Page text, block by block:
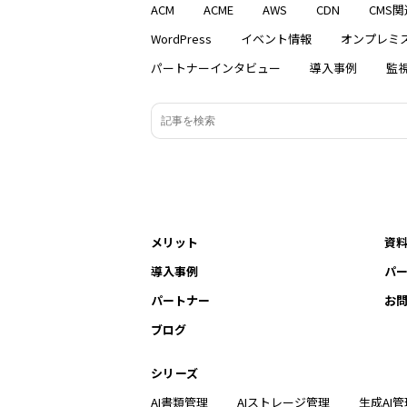
ACM ACME AWS CDN CMS
WordPress
イベント情報 オンプレミ
パートナーインタビュー
導入事例 監
メリット
導入事例
パートナー
ブログ
資
パ
お
シリーズ
AI書類管理
AIストレージ管理 生成AI